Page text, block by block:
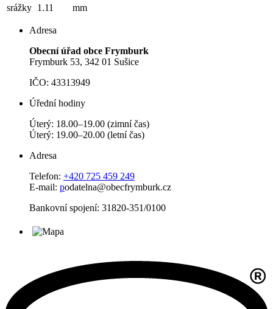
srážky 1.11 mm
Adresa
Obecní úřad obce Frymburk
Frymburk 53, 342 01 Sušice
IČO: 43313949
Úřední hodiny
Úterý: 18.00–19.00 (zimní čas)
Úterý: 19.00–20.00 (letní čas)
Adresa
Telefon: +420 725 459 249
E-mail: podatelna@obecfrymburk.cz
Bankovní spojení: 31820-351/0100